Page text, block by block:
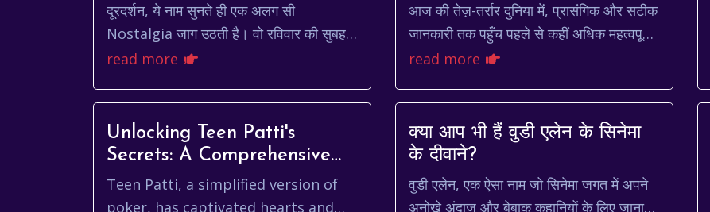
दूरदर्शन, ये नाम सुनते ही एक अलग सी
Nostalgia जाग उठती है। वो रविवार की सुबह
'महाभारत' का इंतजार, या फिर शाम को 'चित्रहार'
read more
आज की तेज़-तर्रार दुनिया में, प्रासंगिक और सटीक
जानकारी तक पहुँच पहले से कहीं अधिक महत्वपूर्ण
है। चाहे आप नवीनतम राजनीतिक घटनाओं पर
read more
Unlocking Teen Patti's
Secrets: A Comprehensive
Guide
Teen Patti, a simplified version of
poker, has captivated hearts and
क्या आप भी हैं वुडी एलेन के सिनेमा
के दीवाने?
वुडी एलेन, एक ऐसा नाम जो सिनेमा जगत में अपने
अनोखे अंदाज़ और बेबाक कहानियों के लिए जाना